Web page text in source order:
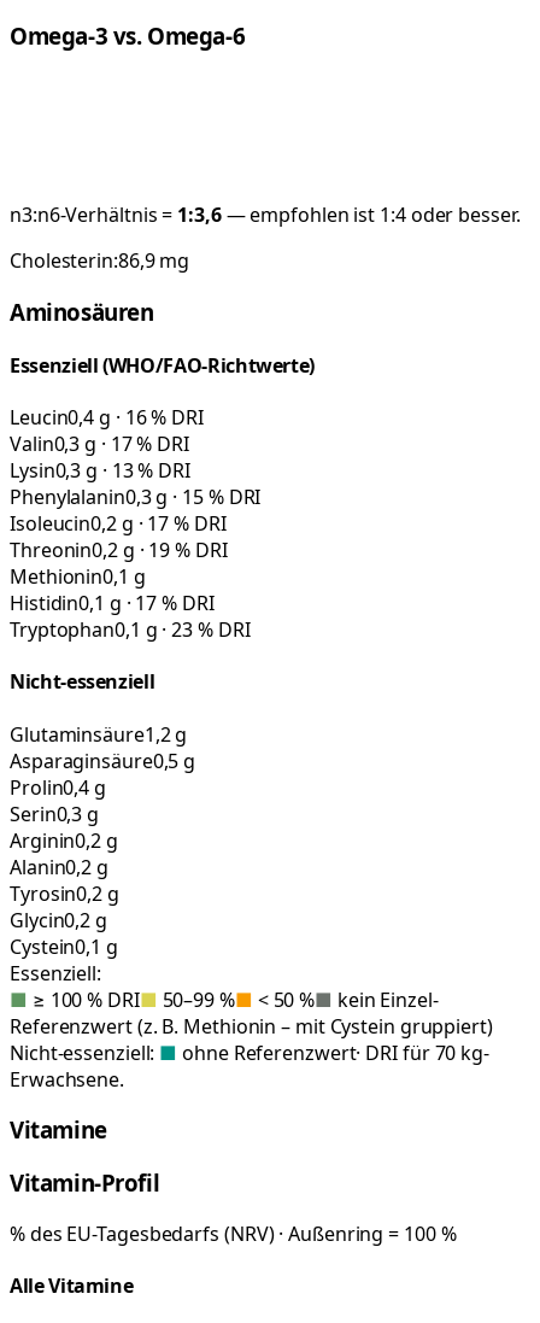
Omega-3 vs. Omega-6
n3:n6-Verhältnis = 1:3,6— empfohlen ist 1:4 oder besser.
Cholesterin:86,9mg
Aminosäuren
Essenziell (WHO/FAO-Richtwerte)
Leucin0,4 g · 16 % DRI
Valin0,3 g · 17 % DRI
Lysin0,3 g · 13 % DRI
Phenylalanin0,3 g · 15 % DRI
Isoleucin0,2 g · 17 % DRI
Threonin0,2 g · 19 % DRI
Methionin0,1 g
Histidin0,1 g · 17 % DRI
Tryptophan0,1 g · 23 % DRI
Nicht-essenziell
Glutaminsäure1,2 g
Asparaginsäure0,5 g
Prolin0,4 g
Serin0,3 g
Arginin0,2 g
Alanin0,2 g
Tyrosin0,2 g
Glycin0,2 g
Cystein0,1 g
Essenziell:
■ ≥ 100 % DRI■ 50–99 %■ < 50 %■ kein Einzel-
Referenzwert (z. B. Methionin – mit Cystein gruppiert)
Nicht-essenziell: ■ ohne Referenzwert· DRI für 70 kg-
Erwachsene.
Vitamine
Vitamin-Profil
% des EU-Tagesbedarfs (NRV) · Außenring = 100 %
Alle Vitamine